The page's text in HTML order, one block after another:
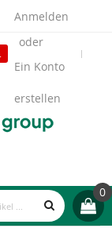
Anmelden
Ein Konto
erstellen
0